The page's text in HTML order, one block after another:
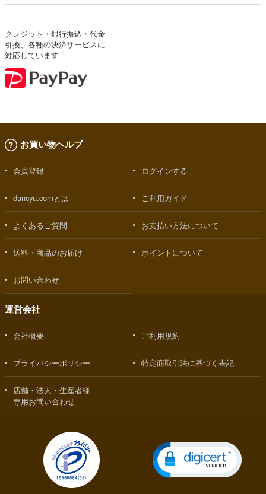
クレジット・銀行振込・代金
引換、各種の決済サービスに
対応しています
お買い物ヘルプ
会員登録 ログインする
dancyu.comとは ご利用ガイド
よくあるご質問 お支払い方法について
送料・商品のお届け ポイントについて
お問い合わせ
運営会社
会社概要 ご利用規約
プライバシーポリシー 特定商取引法に基づく表記
店舗・法人・生産者様
専用お問い合わせ